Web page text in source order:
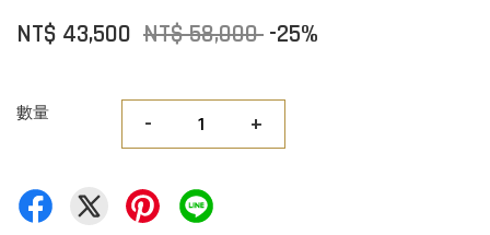
NT$ 43,500 NT$ 58,000 -25%
數量 - +